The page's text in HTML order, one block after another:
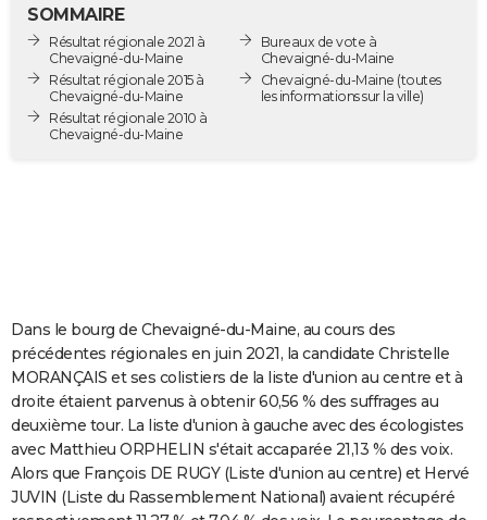
Destinations
City break
Voyage nature
Voyage de noces
Forum
Climat
GUIDES D'ACHAT
BONS PLANS
S'inscrire
Se connecter
Lycées
Collèges
Primaires
Universités
Entreprises
Service militaire
Avis de recherche
AVIS DE DÉCÈS
FORUM
Bricolage
Lifestyle
Culture
Sport
Auto
Television
Voyage
Cinema
SOMMAIRE
Résultat régionale 2021 à
Chevaigné-du-Maine
Résultat régionale 2015 à
Chevaigné-du-Maine
Résultat régionale 2010 à
Chevaigné-du-Maine
Bureaux de vote à
Chevaigné-du-Maine
Chevaigné-du-Maine (toutes
les informations sur la ville)
Dans le bourg de Chevaigné-du-Maine, au cours des
précédentes régionales en juin 2021, la candidate Christelle
MORANÇAIS et ses colistiers de la liste d'union au centre et à
droite étaient parvenus à obtenir 60,56 % des suffrages au
deuxième tour. La liste d'union à gauche avec des écologistes
avec Matthieu ORPHELIN s'était accaparée 21,13 % des voix.
Alors que François DE RUGY (Liste d'union au centre) et Hervé
JUVIN (Liste du Rassemblement National) avaient récupéré